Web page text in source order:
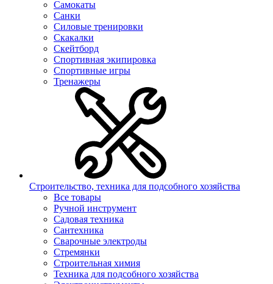
Самокаты
Санки
Силовые тренировки
Скакалки
Скейтборд
Спортивная экипировка
Спортивные игры
Тренажеры
Строительство, техника для подсобного хозяйства
Все товары
Ручной инструмент
Садовая техника
Сантехника
Сварочные электроды
Стремянки
Строительная химия
Техника для подсобного хозяйства